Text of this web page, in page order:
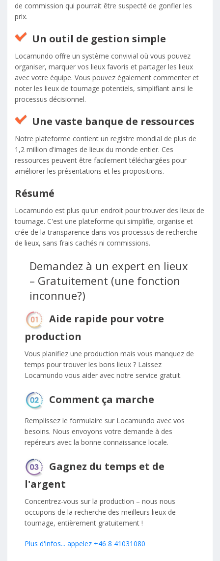
de commission qui pourrait être suspecté de gonfler les
prix.
Un outil de gestion simple
Locamundo offre un système convivial où vous pouvez
organiser, marquer vos lieux favoris et partager les lieux
avec votre équipe. Vous pouvez également commenter et
noter les lieux de tournage potentiels, simplifiant ainsi le
processus décisionnel.
Une vaste banque de ressources
Notre plateforme contient un registre mondial de plus de
1,2 million d'images de lieux du monde entier. Ces
ressources peuvent être facilement téléchargées pour
améliorer les présentations et les propositions.
Résumé
Locamundo est plus qu'un endroit pour trouver des lieux de
tournage. C'est une plateforme qui simplifie, organise et
crée de la transparence dans vos processus de recherche
de lieux, sans frais cachés ni commissions.
Demandez à un expert en lieux
– Gratuitement (une fonction
inconnue?)
Aide rapide pour votre
production
Vous planifiez une production mais vous manquez de
temps pour trouver les bons lieux ? Laissez
Locamundo vous aider avec notre service gratuit.
Comment ça marche
Remplissez le formulaire sur Locamundo avec vos
besoins. Nous envoyons votre demande à des
repéreurs avec la bonne connaissance locale.
Gagnez du temps et de
l'argent
Concentrez-vous sur la production – nous nous
occupons de la recherche des meilleurs lieux de
tournage, entièrement gratuitement !
Plus d'infos... appelez +46 8 41031080